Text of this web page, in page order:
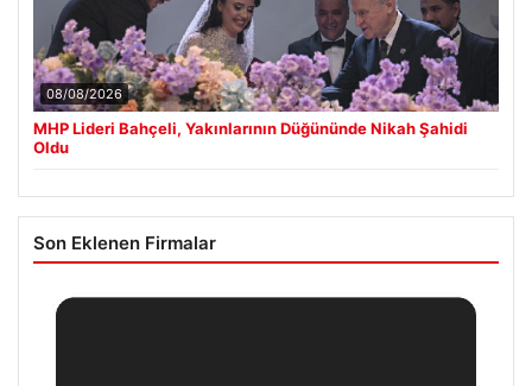
08/08/2026
MHP Lideri Bahçeli, Yakınlarının Düğününde Nikah Şahidi
Oldu
Son Eklenen Firmalar